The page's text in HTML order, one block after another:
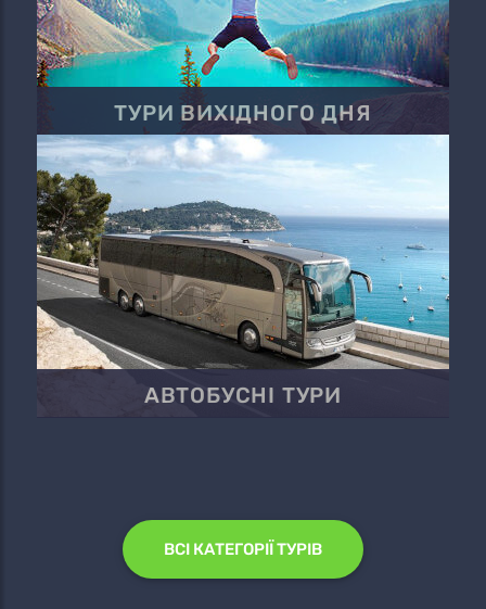
ТУРИ ВИХІДНОГО ДНЯ
АВТОБУСНІ ТУРИ
ВСІ КАТЕГОРІЇ ТУРІВ